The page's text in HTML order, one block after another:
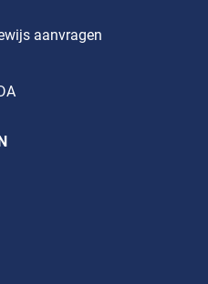
aanvragen